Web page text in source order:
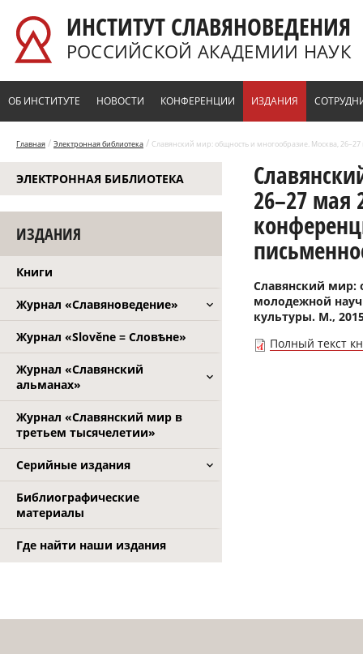
ИНСТИТУТ СЛАВЯНОВЕДЕНИЯ
РОССИЙСКОЙ АКАДЕМИИ НАУК
ОБ ИНСТИТУТЕ НОВОСТИ КОНФЕРЕНЦИИ ИЗДАНИЯ
Главная / Электронная библиотека / Славянский мир: общность и многообразие. Москва,
ЭЛЕКТРОННАЯ БИБЛИОТЕКА
ИЗДАНИЯ
Книги
Журнал «Славяноведение»
Журнал «Slověne = Словѣне»
Журнал «Славянский
альманах»
Журнал «Славянский мир в
третьем тысячелетии»
Серийные издания
Библиографические
материалы
Где найти наши издания
26–27 мая
Славянский мир:
молодежной
культуры. М.,
Полный текст